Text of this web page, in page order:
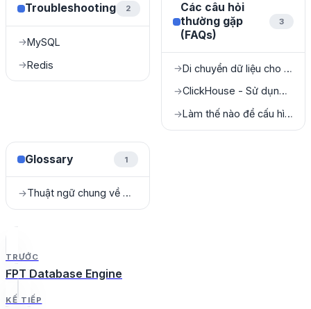
Troubleshooting 2
→MySQL
→Redis
Các câu hỏi
thường gặp
(FAQs)
3
→ Di chuyển dữ liệu cho SQL Server
→ ClickHouse - Sử dụng High Availability (HA)
→ Làm thế nào để cấu hình NAT cho Kafka?
Glossary 1
→ Thuật ngữ chung về Cloud & DBaaS
TRƯỚC
FPT Database Engine
KẾ TIẾP